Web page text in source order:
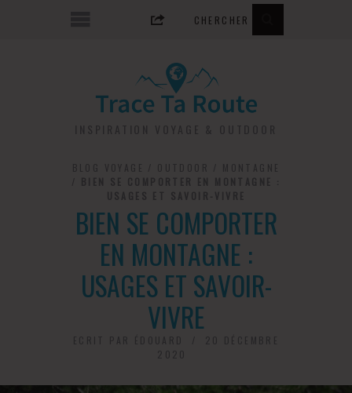
BIEN SE COMPORTER
EN MONTAGNE :
USAGES ET SAVOIR-
VIVRE